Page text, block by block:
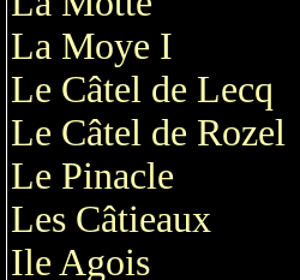
La Moye I
Le Câtel de Lecq
Le Câtel de Rozel
Le Pinacle
Les Câtieaux
Ile Agois